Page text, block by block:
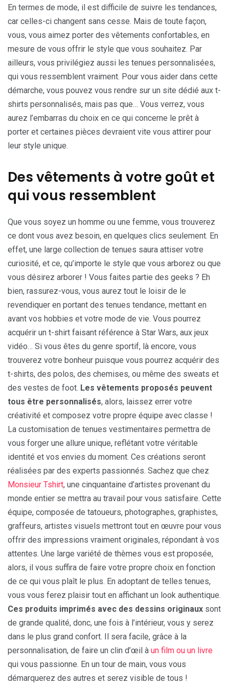
En termes de mode, il est difficile de suivre les tendances,
car celles-ci changent sans cesse. Mais de toute façon,
vous, vous aimez porter des vêtements confortables, en
mesure de vous offrir le style que vous souhaitez. Par
ailleurs, vous privilégiez aussi les tenues personnalisées,
qui vous ressemblent vraiment. Pour vous aider dans cette
démarche, vous pouvez vous rendre sur un site dédié aux t-
shirts personnalisés, mais pas que… Vous verrez, vous
aurez l’embarras du choix en ce qui concerne le prêt à
porter et certaines pièces devraient vite vous attirer pour
leur style unique.
Des vêtements à votre goût et
qui vous ressemblent
Que vous soyez un homme ou une femme, vous trouverez
ce dont vous avez besoin, en quelques clics seulement. En
effet, une large collection de tenues saura attiser votre
curiosité, et ce, qu’importe le style que vous arborez ou que
vous désirez arborer ! Vous faites partie des geeks ? Eh
bien, rassurez-vous, vous aurez tout le loisir de le
revendiquer en portant des tenues tendance, mettant en
avant vos hobbies et votre mode de vie. Vous pourrez
acquérir un t-shirt faisant référence à Star Wars, aux jeux
vidéo… Si vous êtes du genre sportif, là encore, vous
trouverez votre bonheur puisque vous pourrez acquérir des
t-shirts, des polos, des chemises, ou même des sweats et
des vestes de foot. Les vêtements proposés peuvent
tous être personnalisés, alors, laissez errer votre
créativité et composez votre propre équipe avec classe !
La customisation de tenues vestimentaires permettra de
vous forger une allure unique, reflétant votre véritable
identité et vos envies du moment. Ces créations seront
réalisées par des experts passionnés. Sachez que chez
Monsieur Tshirt, une cinquantaine d’artistes provenant du
monde entier se mettra au travail pour vous satisfaire. Cette
équipe, composée de tatoueurs, photographes, graphistes,
graffeurs, artistes visuels mettront tout en œuvre pour vous
offrir des impressions vraiment originales, répondant à vos
attentes. Une large variété de thèmes vous est proposée,
alors, il vous suffira de faire votre propre choix en fonction
de ce qui vous plaît le plus. En adoptant de telles tenues,
vous vous ferez plaisir tout en affichant un look authentique.
Ces produits imprimés avec des dessins originaux sont
de grande qualité, donc, une fois à l’intérieur, vous y serez
dans le plus grand confort. Il sera facile, grâce à la
personnalisation, de faire un clin d’œil à un film ou un livre
qui vous passionne. En un tour de main, vous vous
démarquerez des autres et serez visible de tous !